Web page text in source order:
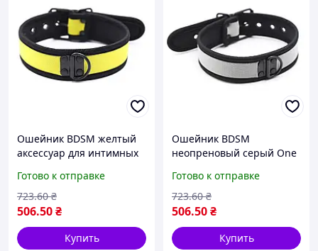
Ошейник BDSM желтый
аксессуар для интимных
для ролевых игр размер
One size
Готово к отправке
506.50₴
723.60 ₴
Купить
Ошейник BDSM
неопреновый серый One
ролевых игр BDSM
аксессуар для БДСМ
практик
Готово к отправке
506.50₴
723.60 ₴
Купить